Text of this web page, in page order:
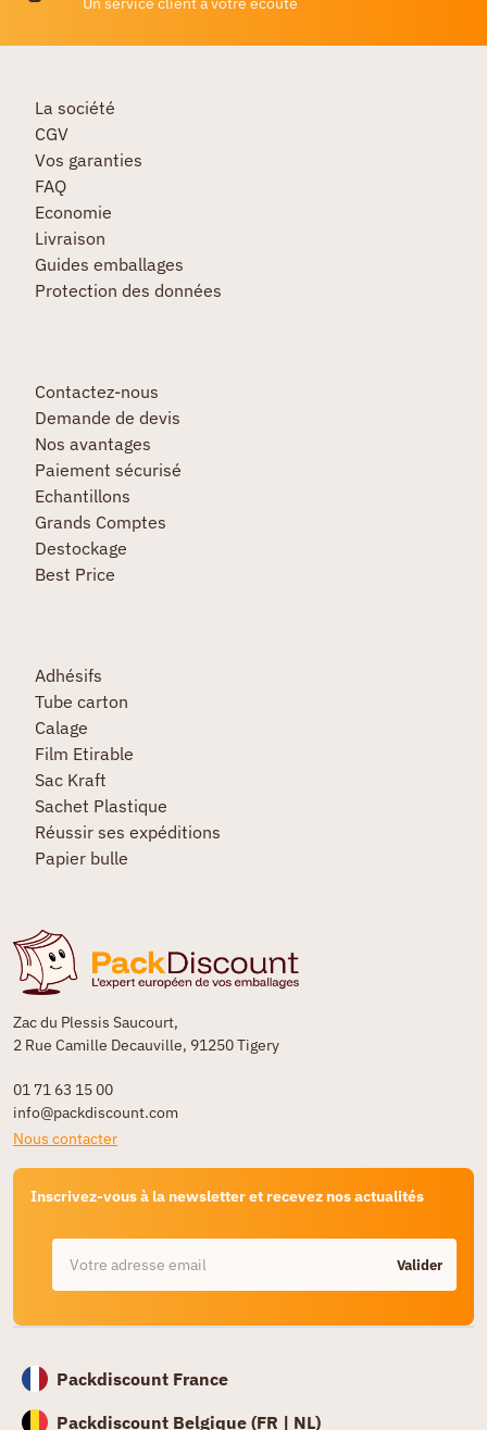
Zac du Plessis Saucourt,
2 Rue Camille Decauville, 91250 Tigery
01 71 63 15 00
info@packdiscount.com
Nous contacter
Inscrivez-vous à la newsletter et recevez nos actualités
Valider
La société
CGV
Vos garanties
FAQ
Economie
Livraison
Guides emballages
Protection des données
Contactez-nous
Demande de devis
Nos avantages
Paiement sécurisé
Echantillons
Grands Comptes
Destockage
Best Price
Adhésifs
Tube carton
Calage
Film Etirable
Sac Kraft
Sachet Plastique
Réussir ses expéditions
Papier bulle
Packdiscount France
Packdiscount Belgique (FR | NL)